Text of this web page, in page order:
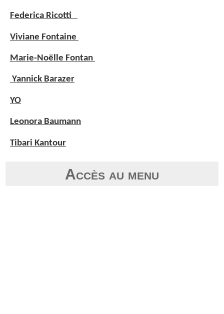
Federica Ricotti
Viviane Fontaine
Marie-Noëlle Fontan
Yannick Barazer
YO
Leonora Baumann
Tibari Kantour
Accès au menu